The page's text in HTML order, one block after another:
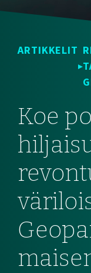
ARTIKKELIT
Koe